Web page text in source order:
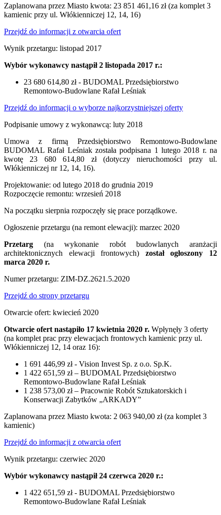
Zaplanowana przez Miasto kwota: 23 851 461,16 zł (za komplet 3
kamienic przy ul. Włókienniczej 12, 14, 16)
Przejdź do informacji z otwarcia ofert
Wynik przetargu: listopad 2017
Wybór wykonawcy nastąpił 2 listopada 2017 r.:
23 680 614,80 zł - BUDOMAL Przedsiębiorstwo
Remontowo-Budowlane Rafał Leśniak
Przejdź do informacji o wyborze najkorzystniejszej oferty
Podpisanie umowy z wykonawcą: luty 2018
Umowa z firmą Przedsiębiorstwo Remontowo-Budowlane
BUDOMAL Rafał Leśniak została podpisana 1 lutego 2018 r. na
kwotę 23 680 614,80 zł (dotyczy nieruchomości przy ul.
Włókienniczej nr 12, 14, 16).
Projektowanie: od lutego 2018 do grudnia 2019
Rozpoczęcie remontu: wrzesień 2018
Na początku sierpnia rozpoczęły się prace porządkowe.
Ogłoszenie przetargu (na remont elewacji): marzec 2020
Przetarg (na wykonanie robót budowlanych aranżacji
architektonicznych elewacji frontowych) został ogłoszony 12
marca 2020 r.
Numer przetargu: ZIM-DZ.2621.5.2020
Przejdź do strony przetargu
Otwarcie ofert: kwiecień 2020
Otwarcie ofert nastąpiło 17 kwietnia 2020 r. Wpłynęły 3 oferty
(na komplet prac przy elewacjach frontowych kamienic przy ul.
Włókienniczej 12, 14 oraz 16):
1 691 446,99 zł - Vision Invest Sp. z o.o. Sp.K.
1 422 651,59 zł – BUDOMAL Przedsiębiorstwo
Remontowo-Budowlane Rafał Leśniak
1 238 573,00 zł – Pracownie Robót Sztukatorskich i
Konserwacji Zabytków „ARKADY”
Zaplanowana przez Miasto kwota: 2 063 940,00 zł (za komplet 3
kamienic)
Przejdź do informacji z otwarcia ofert
Wynik przetargu: czerwiec 2020
Wybór wykonawcy nastąpił 24 czerwca 2020 r.:
1 422 651,59 zł - BUDOMAL Przedsiębiorstwo
Remontowo-Budowlane Rafał Leśniak